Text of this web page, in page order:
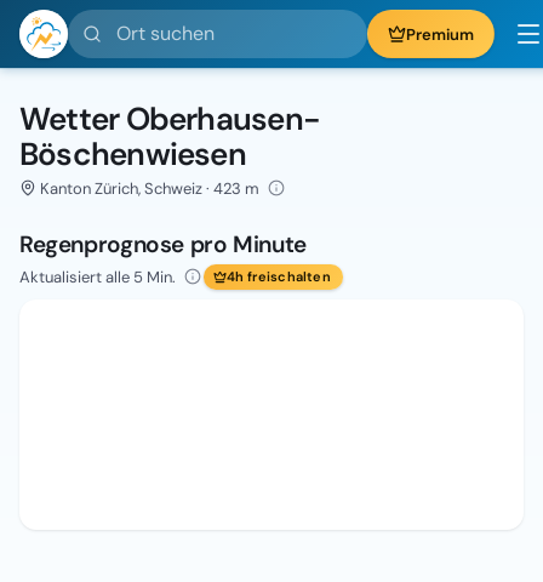
Ort suchen Premium
Wetter Oberhausen-
Böschenwiesen
Kanton Zürich, Schweiz · 423 m
Regenprognose pro Minute
Aktualisiert alle 5 Min. 4h freischalten